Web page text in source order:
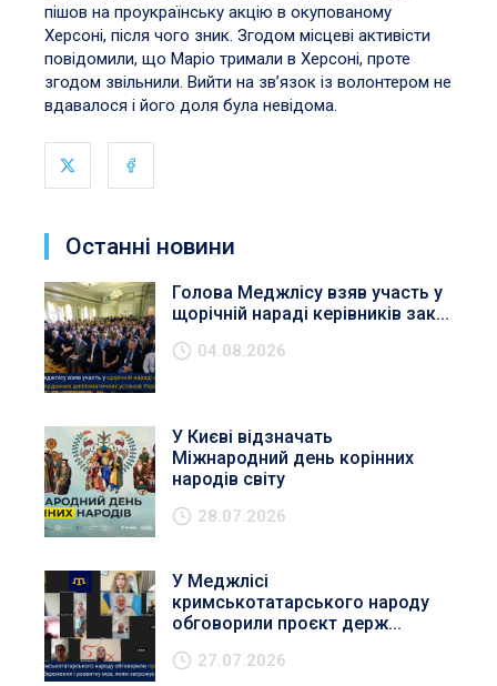
пішов на проукраїнську акцію в окупованому
Херсоні, після чого зник. Згодом місцеві активісти
повідомили, що Маріо тримали в Херсоні, проте
згодом звільнили. Вийти на зв’язок із волонтером не
вдавалося і його доля була невідома.
Останні новини
Голова Меджлісу взяв участь у
щорічній нараді керівників зак...
04.08.2026
У Києві відзначать
Міжнародний день корінних
народів світу
28.07.2026
У Меджлісі
кримськотатарського народу
обговорили проєкт держ...
27.07.2026